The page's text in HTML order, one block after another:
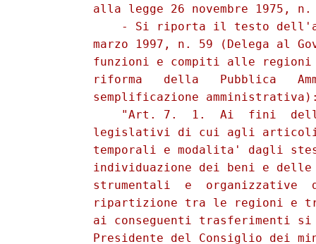
trasferimenti si provvede  con  decreto  del
          Presidente del Consiglio dei ministri, sentiti  i  Ministri
          interessati e il Ministro del tesoro. Il trasferimento  dei
          beni e delle risorse deve comunque essere congruo  rispetto
          alle competenze trasferite e al contempo deve comportare la
          parallela    soppressione    o     il     ridimensionamento
          dell'amministrazione statale  periferica,  in  rapporto  ad
          eventuali compiti residui. 
              2. Sugli schemi dei provvedimenti di cui al comma 1  e'
          acquisito il parere della Commissione di  cui  all'articolo
          5, della Conferenza permanente per i rapporti tra lo Stato,
          le regioni e le province autonome di Trento e di Bolzano  e
          della Conferenza Stato-Citta' e autonomie locali  allargata
          ai rappresentanti delle comunita'  montane.  Sugli  schemi,
          inoltre, sono sentiti gli organismi  rappresentativi  degli
          enti locali funzionali ed e'  assicurata  la  consultazione
          delle      organizzazioni      sindacali       maggiormente
          rappresentative. I  pareri  devono  essere  espressi  entro
          trenta giorni dalla  richiesta.  Decorso  inutilmente  tale
          termine i decreti possono comunque essere emanati. 
              3. Al riordino delle strutture di cui  all'articolo  3,
          comma 1, lettera d), si provvede,  con  le  modalita'  e  i
          criteri di cui al comma 4-bis dell'articolo 17 della  legge
          23 agosto 1988, n. 400, introdotto dall'articolo 13,  comma
          1,  della  presente  legge,  entro  novanta  giorni   dalla
          adozione di ciascun decreto di attuazione di cui al comma 1
          del presente articolo. Per i regolamenti  di  riordino,  il
          parere  del  Consiglio  di   Stato   e'   richiesto   entro
          cinquantacinque giorni ed e' reso entro trenta giorni dalla
          richiesta. In ogni caso, trascorso inutilmente  il  termine
          di novanta giorni, il regolamento e' adottato  su  proposta
          del Presidente del Consiglio dei ministri. In sede di prima
          emanazione gli schemi di regolamento  sono  trasmessi  alla
          Camera dei deputati e al Senato della Repubblica perche' su
          di essi sia espresso il parere  della  Commissione  di  cui
          all'articolo 5, entro trenta giorni dalla data  della  loro
          trasmissione. Decorso tale termine  i  regolamenti  possono
          essere comunque emanati. 
              3-bis. Il Governo e' delegato  a  emanare,  sentito  il
          parere delle competenti Commissioni parlamentari, entro  il
          30 settembre 1998, un decreto  legislativo  che  istituisce
          un'addizionale comunale all'IRPEF. Si applicano i  principi
          e i criteri direttivi di cui ai commi 10 e 11 dell'articolo
          48 della legge 27 dicembre 1997, n. 449.". 
              - Si riporta il testo dell'articolo 10 della  legge  13
          maggio  1999,  n.   133   (Disposizioni   in   materia   di
          perequazione, razionalizzazione e federalismo fiscale): 
              "Art.  10.  Disposizioni  in  materia  di   federalismo
          fiscale. 
              1. Il Governo e' delegato ad emanare, entro  nove  mesi
          dalla data di entrata in vigore della presente legge, uno o
          piu'   decreti   legislativi   aventi   per   oggetto    il
          finanziamento  delle  regioni   a   statuto   ordinario   e
          l'adozione